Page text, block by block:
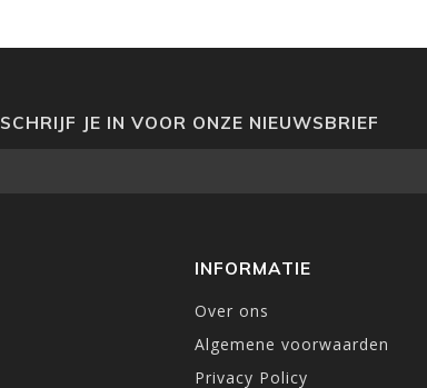
SCHRIJF JE IN VOOR ONZE NIEUWSBRIEF
INFORMATIE
Over ons
Algemene voorwaarden
Privacy Policy